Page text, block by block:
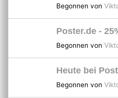
Begonnen von
Poster.de -
Begonnen von
Heute bei
Begonnen von